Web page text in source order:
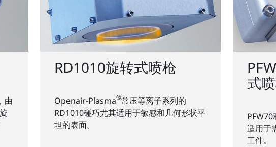
由
RD1010旋转式喷枪
Openair-Plasma®常压等离子系列的
RD1010碰巧尤其适用于敏感和几何形状平
坦的表面。
式
适用于
工件。